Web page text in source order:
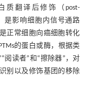
质翻译后修饰（post-
是影响细胞内信号通路
正常细胞向癌细胞转化
的蛋白或酶，根据类
阅读者”和“擦除器”，对
别以及修饰基团的移除